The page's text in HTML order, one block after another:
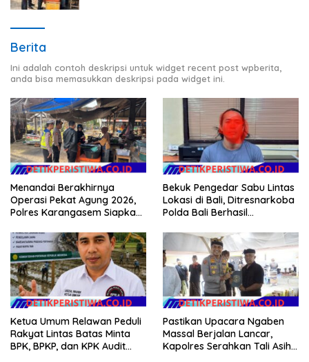
Berita
Ini adalah contoh deskripsi untuk widget recent post wpberita,
anda bisa memasukkan deskripsi pada widget ini.
Menandai Berakhirnya
Operasi Pekat Agung 2026,
Polres Karangasem Siapkan
Harkamtibmas
Bekuk Pengedar Sabu Lintas
Lokasi di Bali, Ditresnarkoba
Polda Bali Berhasil
Seberat 123 Gram Lebih
Ketua Umum Relawan Peduli
Rakyat Lintas Batas Minta
BPK, BPKP, dan KPK Audit
Pastikan Upacara Ngaben
Massal Berjalan Lancar,
Kapolres Serahkan Tali Asih